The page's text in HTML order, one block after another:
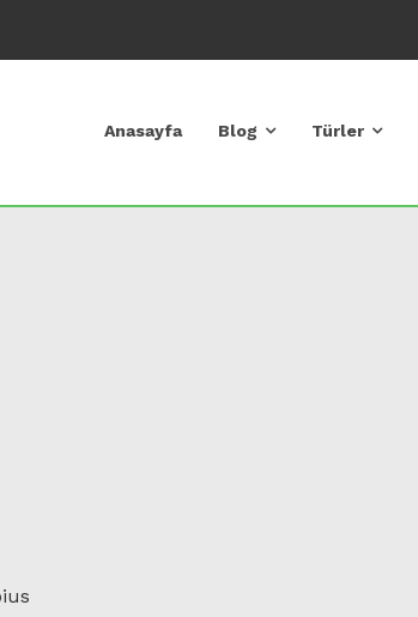
Anasayfa Blog Türler